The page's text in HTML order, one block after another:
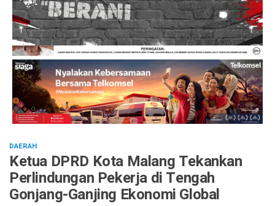
DAERAH
Ketua DPRD Kota Malang Tekankan
Perlindungan Pekerja di Tengah
Gonjang-Ganjing Ekonomi Global